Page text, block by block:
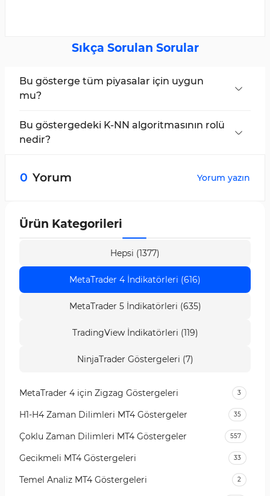
Sıkça Sorulan Sorular
Bu gösterge tüm piyasalar için uygun
mu?
Göstergesi, Forex, Kripto, Hisse Senetleri ve
Emtialar dahil tüm piyasalarda kullanılabilir.
Bu göstergedeki K-NN algoritmasının rolü
nedir?
gelecekteki olası fiyat davranışını tahmin etmek
0 Yorum Yorum yazın
Ürün Kategorileri
Hepsi (1377)
MetaTrader 4 İndikatörleri (616)
MetaTrader 5 İndikatörleri (635)
TradingView İndikatörleri (119)
NinjaTrader Göstergeleri (7)
MetaTrader 4 için Zigzag Göstergeleri 3
H1-H4 Zaman Dilimleri MT4 Göstergeler 35
Çoklu Zaman Dilimleri MT4 Göstergeler 557
Gecikmeli MT4 Göstergeleri 33
Temel Analiz MT4 Göstergeleri 2